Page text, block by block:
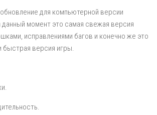
для компьютерной версии
данный момент это самая свежая версия
исправлениями багов и конечно же это
быстрая версия игры.